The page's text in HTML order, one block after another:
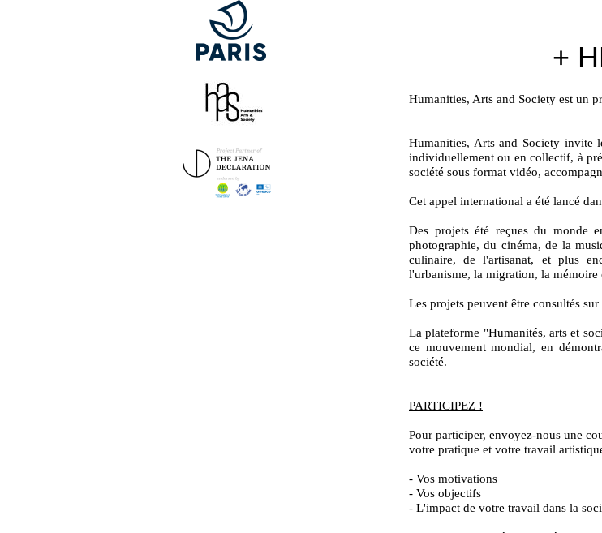
+
Humanities, Arts and Society est un
Humanities, Arts and Society invite
individuellement ou en collectif, à
société sous format vidéo,
Cet appel international a été lancé
Des projets été reçues du monde
photographie, du cinéma, de la
culinaire, de l'artisanat, et plus
l'urbanisme, la migration, la
Les projets peuvent être consultés
La plateforme "Humanités, arts et
ce mouvement mondial, en
société.
PARTICIPEZ !
Pour participer, envoyez-nous une
votre pratique et votre travail
- Vos motivations
- Vos objectifs
- L'impact de votre travail dans la